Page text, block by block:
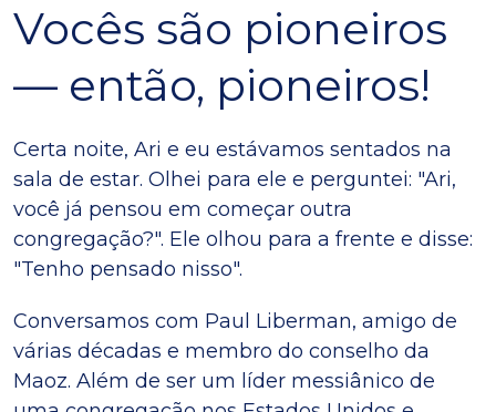
Vocês são pioneiros
— então, pioneiros!
Certa noite, Ari e eu estávamos sentados na
sala de estar. Olhei para ele e perguntei: "Ari,
você já pensou em começar outra
congregação?". Ele olhou para a frente e disse:
"Tenho pensado nisso".
Conversamos com Paul Liberman, amigo de
várias décadas e membro do conselho da
Maoz. Além de ser um líder messiânico de